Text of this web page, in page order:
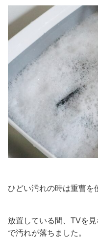
ひどい汚れの時は重曹を
放置している間、TVを
で汚れが落ちました。